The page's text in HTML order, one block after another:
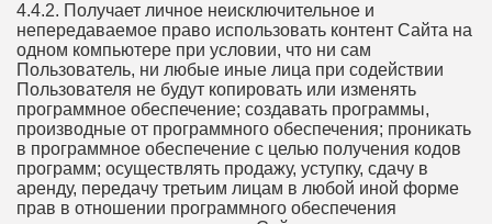
4.4.2. Получает личное неисключительное и
непередаваемое право использовать контент Сайта на
одном компьютере при условии, что ни сам
Пользователь, ни любые иные лица при содействии
Пользователя не будут копировать или изменять
программное обеспечение; создавать программы,
производные от программного обеспечения; проникать
в программное обеспечение с целью получения кодов
программ; осуществлять продажу, уступку, сдачу в
аренду, передачу третьим лицам в любой иной форме
прав в отношении программного обеспечения